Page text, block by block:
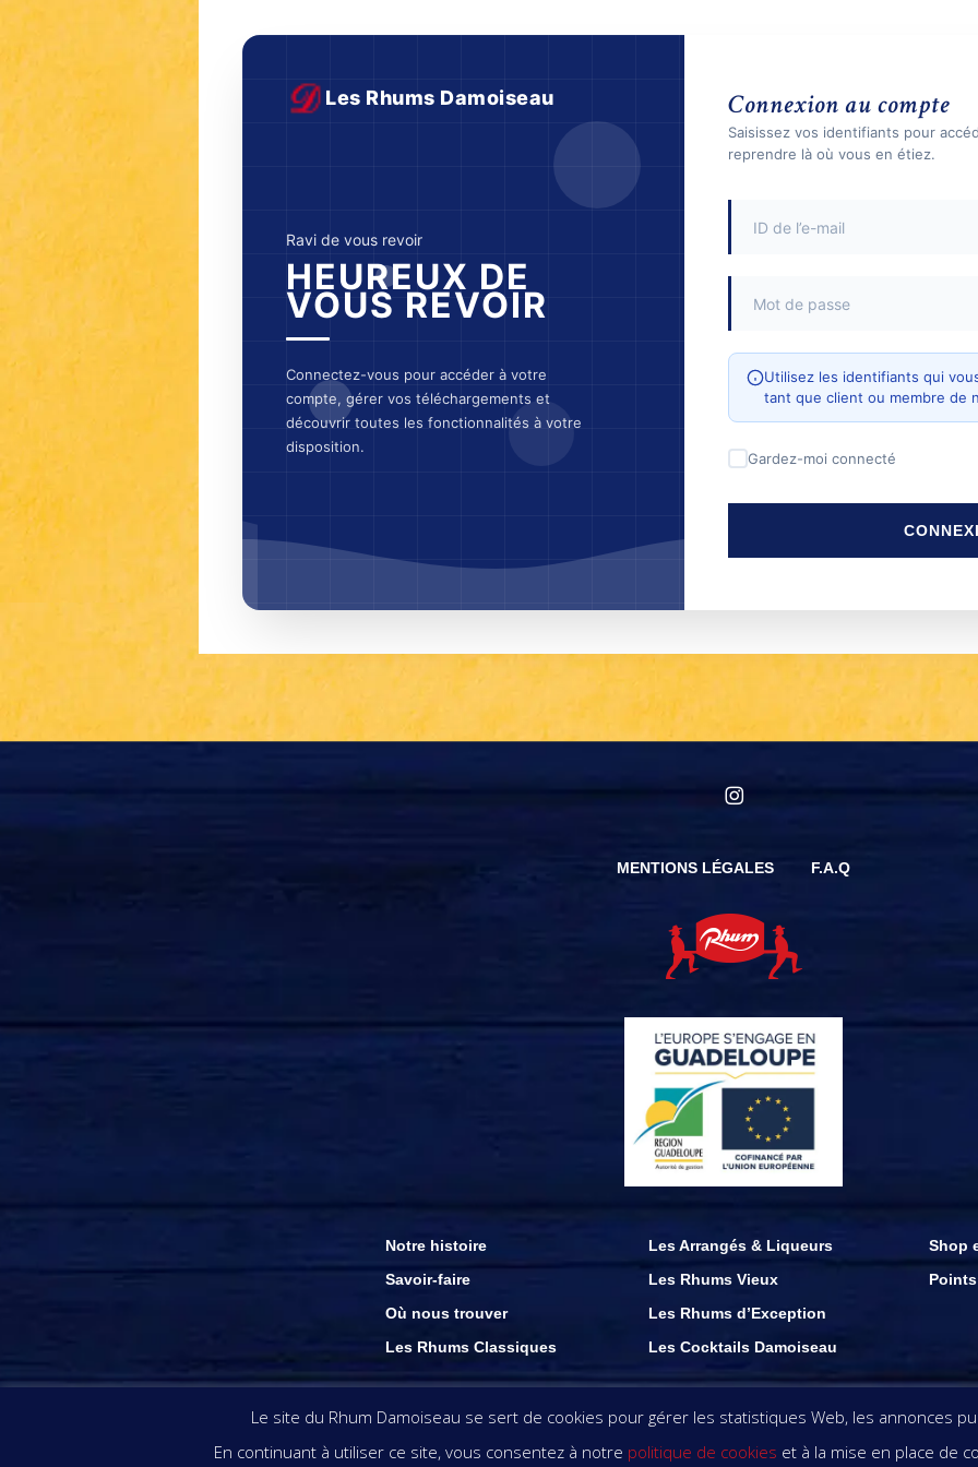
Les Rhums Damoiseau
Ravi de vous revoir
HEUREUX DE
VOUS REVOIR
Connectez-vous pour accéder à votre
compte, gérer vos téléchargements et
découvrir toutes les fonctionnalités à votre
disposition.
Connexion au compte
Saisissez vos identifiants pour
reprendre là où vous en étiez.
Utilisez les identifiants qui
tant que client ou membre de
Gardez-moi connecté
MENTIONS LÉGALES F.A.Q
Notre histoire
Savoir-faire
Où nous trouver
Les Rhums Classiques
Les Arrangés & Liqueurs
Les Rhums Vieux
Les Rhums d’Exception
Les Cocktails Damoiseau
Shop
L’ABUS D’ALCOOL EST DANGEREUX POUR LA SANTÉ. DÉGUSTEZ
Le site du Rhum Damoiseau se sert de cookies pour gérer les statistiques Web, les annonces
En continuant à utiliser ce site, vous consentez à notre politique de cookies et à la mise en place de